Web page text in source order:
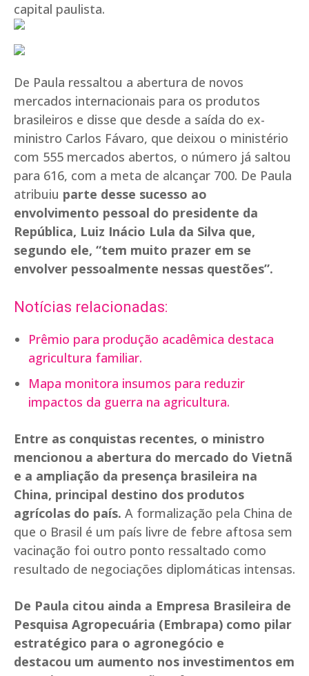
capital paulista.
De Paula ressaltou a abertura de novos
mercados internacionais para os produtos
brasileiros e disse que desde a saída do ex-
ministro Carlos Fávaro, que deixou o ministério
com 555 mercados abertos, o número já saltou
para 616, com a meta de alcançar 700. De Paula
atribuiu parte desse sucesso ao
envolvimento pessoal do presidente da
República, Luiz Inácio Lula da Silva que,
segundo ele, “tem muito prazer em se
envolver pessoalmente nessas questões”.
Notícias relacionadas:
Prêmio para produção acadêmica destaca
agricultura familiar.
Mapa monitora insumos para reduzir
impactos da guerra na agricultura.
Entre as conquistas recentes, o ministro
mencionou a abertura do mercado do Vietnã
e a ampliação da presença brasileira na
China, principal destino dos produtos
agrícolas do país. A formalização pela China de
que o Brasil é um país livre de febre aftosa sem
vacinação foi outro ponto ressaltado como
resultado de negociações diplomáticas intensas.
De Paula citou ainda a Empresa Brasileira de
Pesquisa Agropecuária (Embrapa) como pilar
estratégico para o agronegócio e
destacou um aumento nos investimentos em